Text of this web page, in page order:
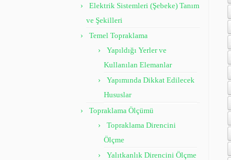
Elektrik Sistemleri (Şebeke) Tanım
ve Şekilleri
Temel Topraklama
Yapıldığı Yerler ve
Kullanılan Elemanlar
Yapımında Dikkat Edilecek
Hususlar
Topraklama Ölçümü
Topraklama Direncini
Ölçme
Yalıtkanlık Direncini Ölçme